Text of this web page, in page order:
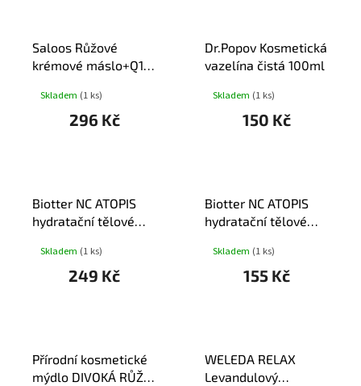
Saloos Růžové
krémové máslo+Q10
Skladem (1 ks)
296 Kč
Dr.Popov Kosmetická
vazelína čistá 100ml
Skladem (1 ks)
150 Kč
Biotter NC ATOPIS
hydratační tělové
Skladem (1 ks)
249 Kč
Biotter NC ATOPIS
hydratační tělové
Skladem (1 ks)
155 Kč
Přírodní kosmetické
mýdlo DIVOKÁ RŮŽE
WELEDA RELAX
Levandulový